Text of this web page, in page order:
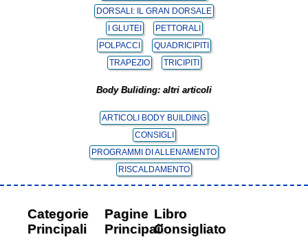
DORSALI: IL GRAN DORSALE
I GLUTEI
PETTORALI
POLPACCI
QUADRICIPITI
TRAPEZIO
TRICIPITI
Body Buliding: altri articoli
ARTICOLI BODY BUILDING
CONSIGLI
PROGRAMMI DI ALLENAMENTO
RISCALDAMENTO
Categorie
Principali
Pagine
Principali
Libro
Consigliato